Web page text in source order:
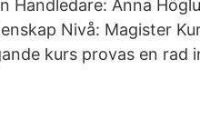
Handledare: Anna
Nivå: Magister
kurs provas en rad